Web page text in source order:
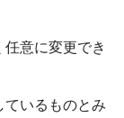
意に変更でき
ているものとみ